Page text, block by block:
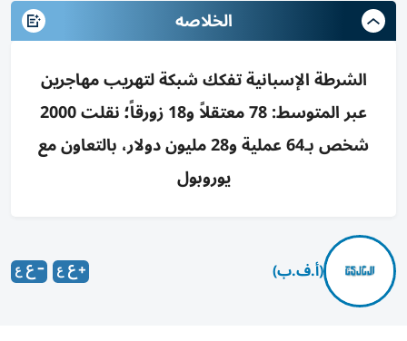
الخلاصه
الشرطة الإسبانية تفكك شبكة لتهريب مهاجرين
عبر المتوسط: 78 معتقلاً و18 زورقاً؛ نقلت 2000
شخص بـ64 عملية و28 مليون دولار، بالتعاون مع
يوروبول
(أ.ف.ب)